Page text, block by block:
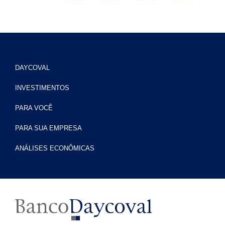
DAYCOVAL
INVESTIMENTOS
PARA VOCÊ
PARA SUA EMPRESA
ANÁLISES ECONÔMICAS